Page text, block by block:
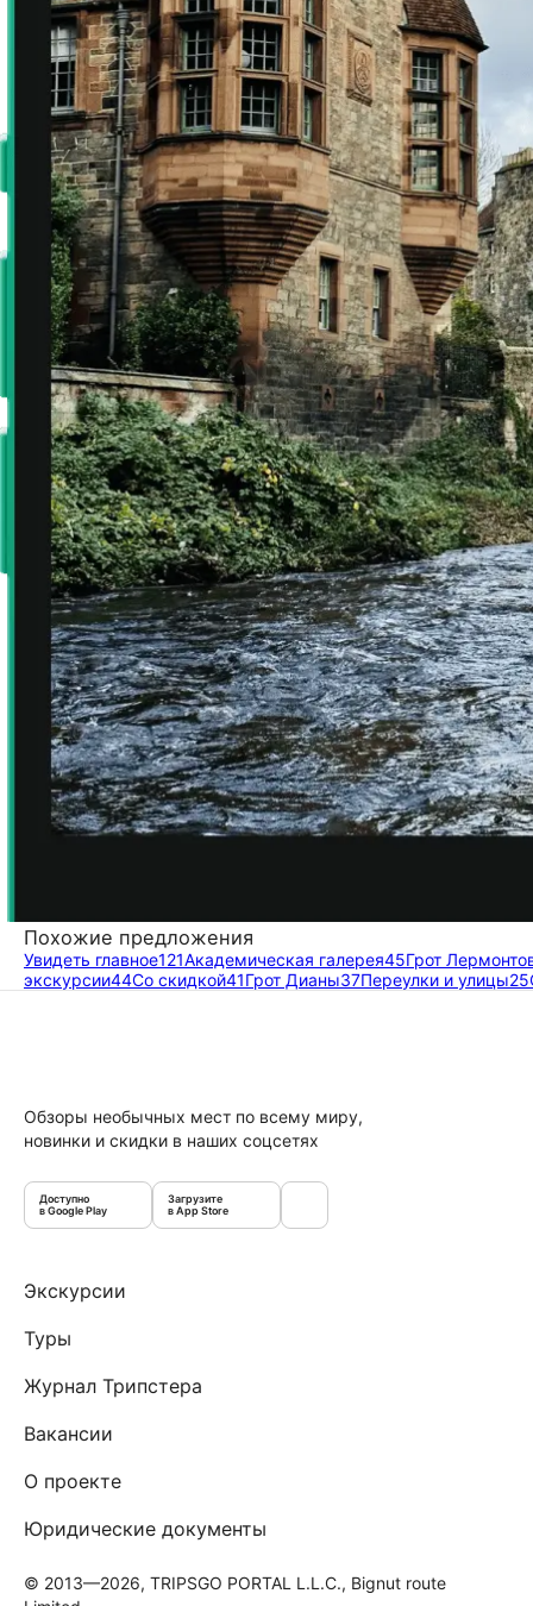
Похожие предложения
Увидеть главное121Академическая галерея45Грот
экскурсии44Со скидкой41Грот Дианы37Переулки и улицы25
Обзоры необычных мест по всему миру,
новинки и скидки в наших соцсетях
Доступно
в Google Play
Загрузите
в App Store
Экскурсии
Туры
Журнал Трипстера
Вакансии
О проекте
Юридические документы
© 2013—2026, TRIPSGO PORTAL L.L.C., Bignut route